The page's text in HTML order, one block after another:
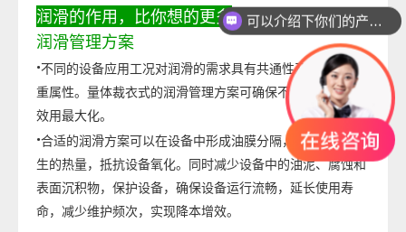
润滑的作用，比你想的更多
润滑管理方案
·不同的设备应用工况对润滑的需求具有共通性及特别性双
重属性。量体裁衣式的润滑管理方案可确保不同工况下润滑
效用最大化。
·合适的润滑方案可以在设备中形成油膜分隔，带走摩擦产
生的热量，抵抗设备氧化。同时减少设备中的油泥、腐蚀和
表面沉积物，保护设备，确保设备运行流畅，延长使用寿
命，减少维护频次，实现降本增效。
可以介绍下你们的产品么？